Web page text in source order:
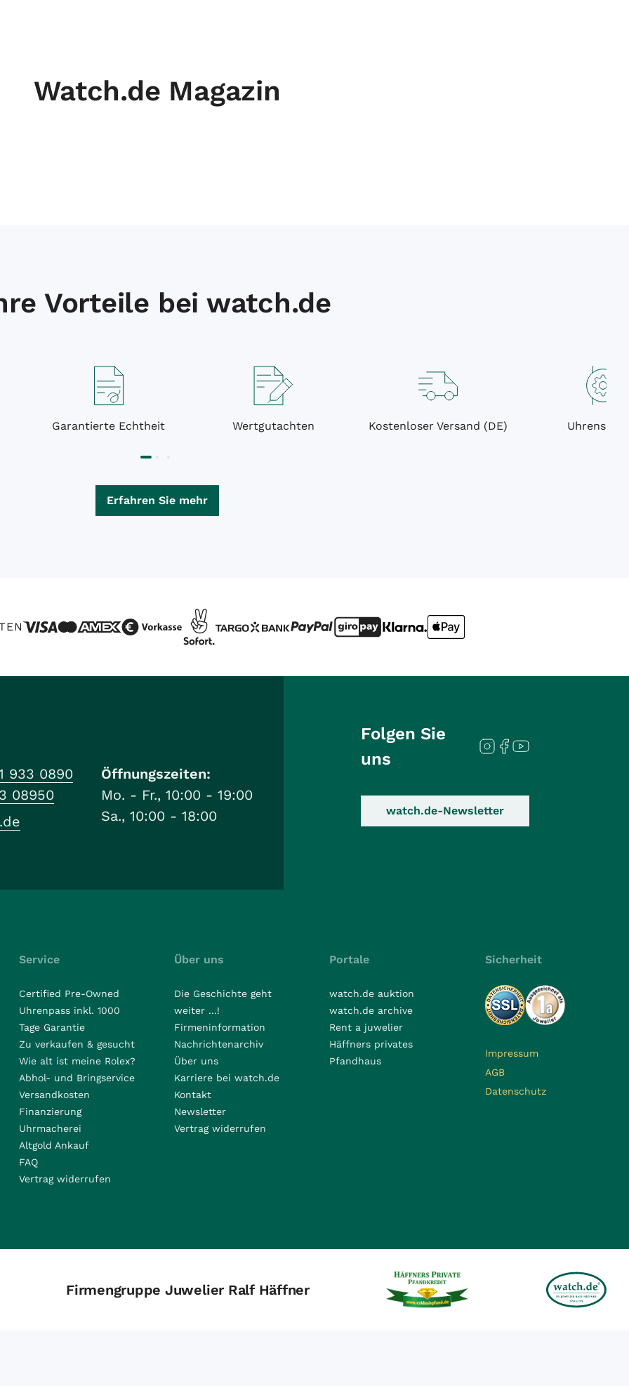
Watch.de Magazin
Vorteile bei watch.de
Garantierte Echtheit Wertgutachten Kostenloser Versand (DE)
Erfahren Sie mehr
933 0890
08950
Öffnungszeiten:
Mo. - Fr., 10:00 - 19:00
Sa., 10:00 - 18:00
Folgen Sie
uns
watch.de-Newsletter
Service
Certified Pre-Owned
Uhrenpass inkl. 1000
Tage Garantie
Zu verkaufen & gesucht
Wie alt ist meine Rolex?
Abhol- und Bringservice
Versandkosten
Finanzierung
Uhrmacherei
Altgold Ankauf
FAQ
Vertrag widerrufen
Über uns
Die Geschichte geht
weiter ...!
Firmeninformation
Nachrichtenarchiv
Über uns
Karriere bei watch.de
Kontakt
Newsletter
Vertrag widerrufen
Portale
watch.de auktion
watch.de archive
Rent a juwelier
Häffners privates
Pfandhaus
Sicherheit
Impressum
AGB
Datenschutz
Firmengruppe Juwelier Ralf Häffner